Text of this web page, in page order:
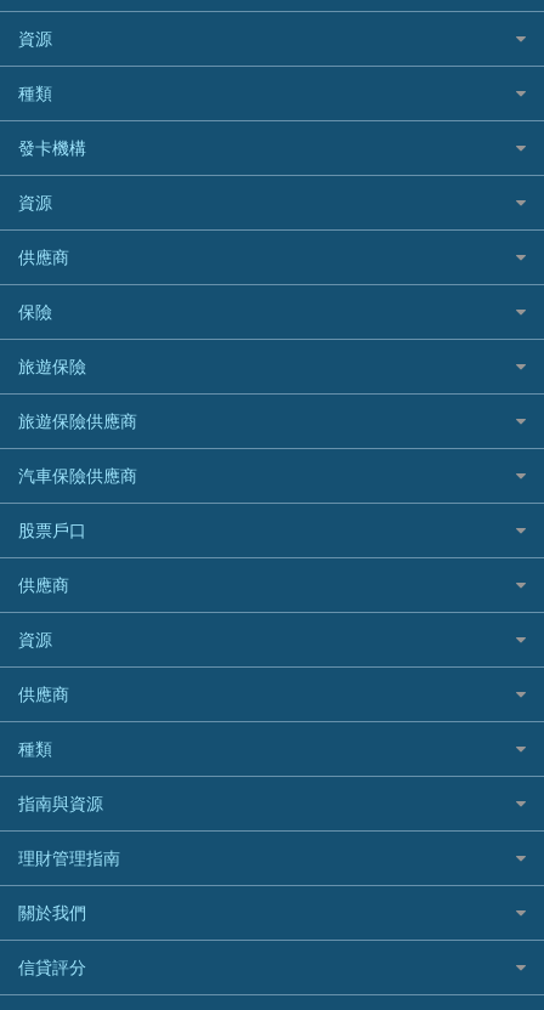
稅季/稅務貸款
網上貸款
結餘轉戶(清卡數貸款)
銀行貸款
財務公司貸款
免入息貸款
免TU貸款
急借錢
緊急貸款比較
最佳小額貸款比較
易批必批貸款
24小時貸款
最佳循環貸款
BEA 東亞銀行
BOC 中國銀行
Cashing Pro 優尚信貸
CCB(Asia) 中國建設銀行 (亞洲)
Citibank 花旗銀行
CNCBI 信銀國際
CreFIT 維信
DBS 星展銀行
DSB 大新銀行
HSBC 滙豐銀行貸款
K Cash 貸款
Mox 銀行
National Resources 中潤物業按揭
OCBC 華僑銀行
PrimeCredit 安信信貸
Promise 邦民日本財務
Rabbit Credit月兔信貸
Standard Chartered 渣打銀行
UA 亞洲聯合財務
WeLab Bank
WeLend 貸款
資源
如何申請個人貸款
如何管理個人貸款
個人貸款有用資訊
清卡數貸款教學
循環貸款教學
個人化貸款產品推介 🔥全新
債務重組一覽
供樓利息扣稅
最佳貸款app
種類
網購優惠
精選外幣網購信用卡
尊尚信用卡
公司信用卡
電子錢包信用卡
日本遊信用卡攻略
韓國遊信用卡攻略
台灣遊信用卡攻略
機場貴賓室信用卡
銀聯信用卡
高獎賞信用卡推薦
酒店信用卡
發卡機構
Citibank花旗銀行
AE美國運通
DBS星展銀行
HSBC滙豐銀行
Mox
信銀國際
大新銀行
恒生銀行
Standard Chartered渣打銀行
東亞銀行
SIM
Airwallex信用卡
資源
Black Friday優惠
淘寶付款方式
一田購物優惠日
SOGO感謝祭
HKTVmall優惠碼
交稅優惠
酒店優惠碼
機票優惠碼
供應商
八達通自動增值信用卡
保險
旅遊保險
汽車保險
家居保險
家傭保險
寵物保險
定期人壽保險
危疾保險
年金資訊
樓宇火險
旅遊保險
日本旅遊保險及資訊
泰國旅遊保險及資訊
台灣旅遊保險及資訊
韓國旅遊保險及資訊
歐洲旅遊保險及資訊
越南旅遊保險及資訊
澳洲旅遊保險及資訊
長者嘆世界
家庭親子遊
自駕遊比較
相機有得保
專為孕婦設計的最佳旅遊保險
最佳滑雪旅遊保險
最適合BB的旅遊保險
旅遊保險供應商
AXA 安盛
AIG 美亞
Allianz 安聯
Allied World 世聯
Avo
中國銀行
Bolttech 保特
Blue Cross 藍十字
中國平安
HSBC滙豐銀行
MSIG 三井住友
Prudential 保誠
QBE 昆士蘭
Starr
汽車保險供應商
大新汽車保險
中銀汽車保險
Allianz安聯汽車保險
bolttech保障汽車保險
Zurich蘇黎世汽車保險
QBE昆士蘭汽車保險
平安汽車保險
股票戶口
富途證券
IB盈透證券
老虎證券
uSMART 盈立證券
華盛証券
長橋證券
WeBull微牛證券
漲樂全球通｜華泰國際
OSL
供應商
富途牛牛好唔好？
Webull微牛證券好唔好？
Longbridge長橋證券好唔好？
老虎證券好唔好？
華盛証券好唔好？
漲樂全球通好唔好？
IB盈透證券好唔好？
盈立證券 uSMART 好唔好？
Stashaway好唔好？
資源
股票戶口開戶
證券行邊間好？
港股5隻高息ETF精選
什麼是ETF？
香港30大高息股排行
黃金ETF懶人包
最值得注意的比特幣ETF
選股策略：五步調查攻略
供應商
銀行戶口比較
尊尚銀行戶口
Citi Plus
中信銀行inMotion
Airwallex銀行
種類
定期存款
港元定存
人民幣定存
美元定存
英鎊定存
澳元定存
指南與資源
理財資訊
識慳識賺
債務管理
投資理財
置業安居
理財管理指南
常用相關詞彙
MoneyHero電子報
所有合作銀行或機構
關於我們
服務承諾
網上支援
信貸評分